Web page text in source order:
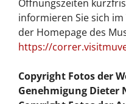
Öffnungszeiten
informieren Sie sich
der Homepage des
https://
Copyright Fotos der
Genehmigung Dieter